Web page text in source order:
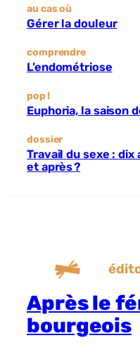
au cas où
Gérer la douleur
comprendre
L’endométriose
pop !
Euphoria, la saison
dossier
Travail du sexe : dix
et après ?
Après le
bourgeois